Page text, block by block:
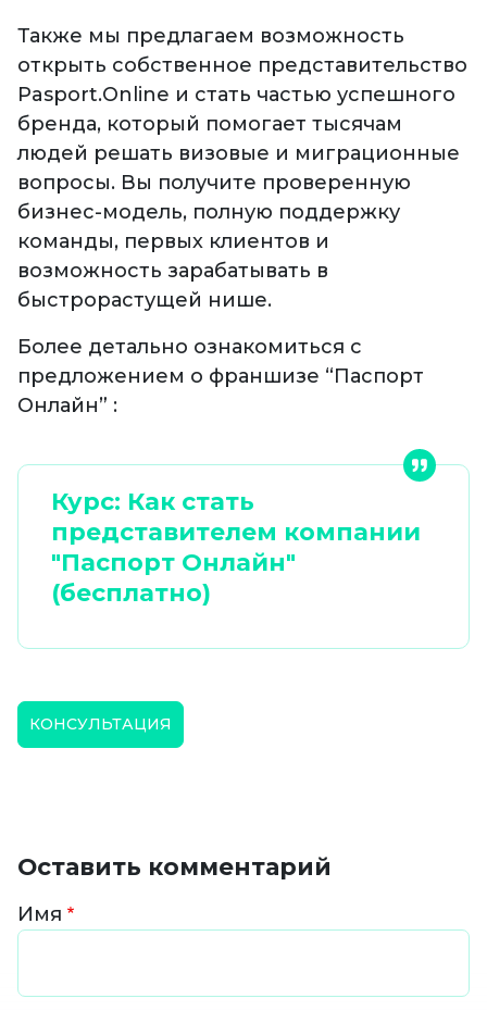
Также мы предлагаем возможность
открыть собственное представительство
Pasport.Online и стать частью успешного
бренда, который помогает тысячам
людей решать визовые и миграционные
вопросы. Вы получите проверенную
бизнес-модель, полную поддержку
команды, первых клиентов и
возможность зарабатывать в
быстрорастущей нише.
Более детально ознакомиться с
предложением о франшизе “Паспорт
Онлайн” :
Курс: Как стать
представителем компании
"Паспорт Онлайн"
(бесплатно)
КОНСУЛЬТАЦИЯ
Оставить комментарий
Имя